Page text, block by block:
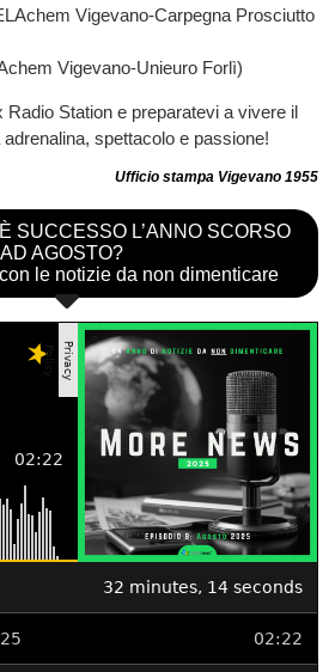
Vigevano-Carpegna Prosciutto
Vigevano-Unieuro Forlì)
Station e preparatevi a vivere il
spettacolo e passione!
Ufficio stampa Vigevano 1955
SUCCESSO L’ANNO SCORSO
AD AGOSTO?
le notizie da non dimenticare